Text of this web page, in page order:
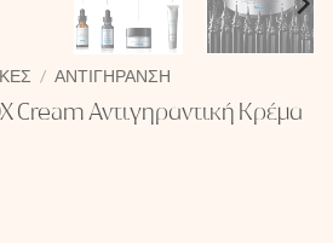
/ ΑΝΤΙΓΉΡΑΝΣΗ
Cream Αντιγηραντική Κρέμα